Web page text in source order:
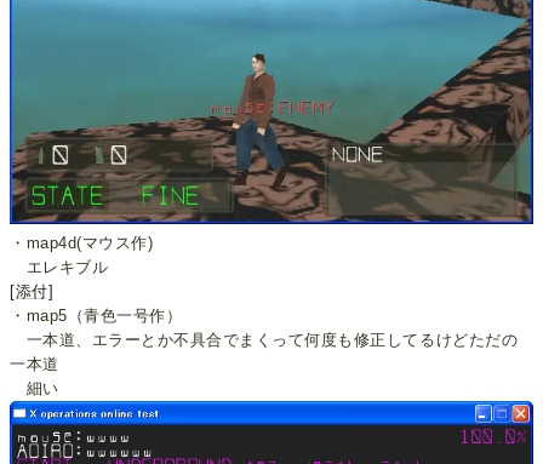
・map4d(マウス作)
エレキブル
[添付]
・map5（青色一号作）
一本道、エラーとか不具合でまくって何度も修正してるけどただの
一本道
細い